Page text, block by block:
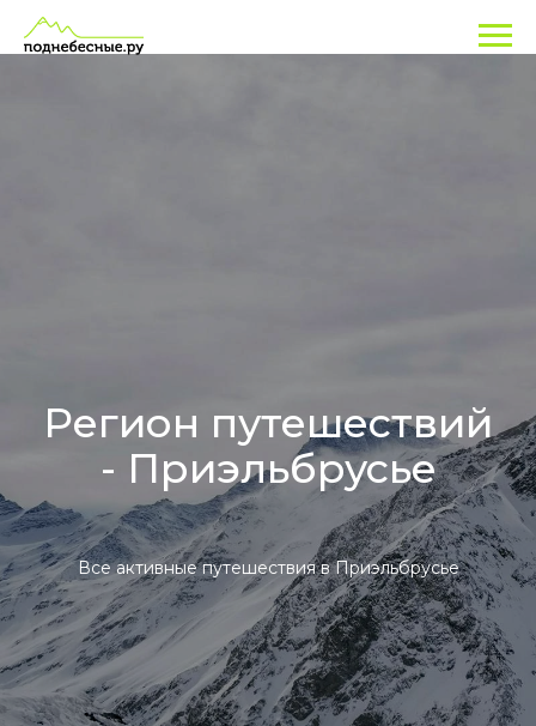
Регион путешествий
- Приэльбрусье
Все активные путешествия в Приэльбрусье